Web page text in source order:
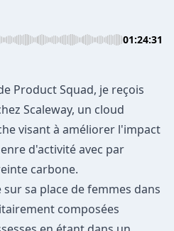
01:24:31
Product Squad, je reçois
Scaleway, un cloud
visant à améliorer l'impact
d'activité avec par
carbone.
sa place de femmes dans
composées